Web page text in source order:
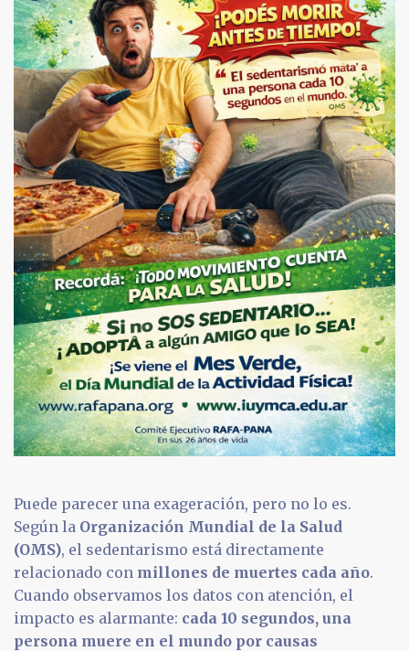
Puede parecer una exageración, pero no lo es.
Según la Organización Mundial de la Salud
(OMS), el sedentarismo está directamente
relacionado con millones de muertes cada año.
Cuando observamos los datos con atención, el
impacto es alarmante: cada 10 segundos, una
persona muere en el mundo por causas